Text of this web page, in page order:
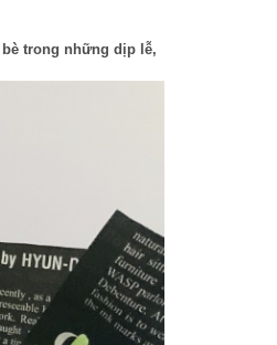
trong những dịp lễ,